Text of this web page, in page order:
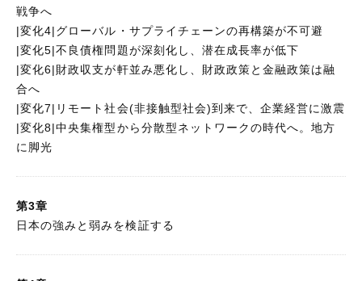
戦争へ
|変化4|グローバル・サプライチェーンの再構築が不可避
|変化5|不良債権問題が深刻化し、潜在成長率が低下
|変化6|財政収支が軒並み悪化し、財政政策と金融政策は融
合へ
|変化7|リモート社会(非接触型社会)到来で、企業経営に激震
|変化8|中央集権型から分散型ネットワークの時代へ。地方
に脚光
第3章
日本の強みと弱みを検証する